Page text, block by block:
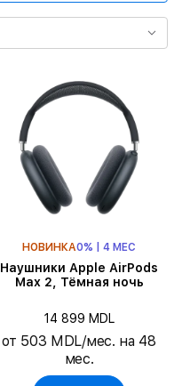
НОВИНКА0% | 4 МЕС
Наушники Apple AirPods
Max 2, Тёмная ночь
14 899 MDL
от 503 MDL/мес. на 48
мес.